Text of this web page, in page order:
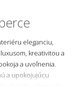
eleganciu,
kreativitou a
a uvoľnenia.
a upokojujúcu
chcete relaxovať a